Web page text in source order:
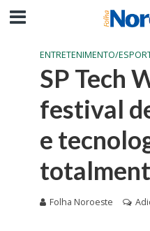
ENTRETENIMENTO/
SP Tech
festival
e
Folha Noroeste